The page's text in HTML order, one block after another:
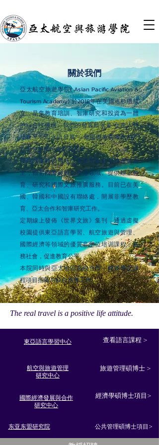
關於我們
亞太航空旅遊學院( Asian Pacific Aviation &
Tourism Academy) 於2018年在美國洛杉磯成
立，是集教育培訓、智庫研究和投資為一體
的綜合性機構。我們的發展願景是“促進人類
社會平等和永續發展”，做國際教育服務与产
业研究的開拓者和實踐者。
學院以服務民用航空產業和旅遊服務產業為
主，輻射國際經貿合作等領域。提供線上教
育、研究和國際文旅推廣服務。目前已在美
國、韓國和中國設有聯絡處，開展非學歷教
育、亞太合作和智庫研究工作。
定期線上發佈《世界文旅》集刊，通過虛擬
校園提供東亞語言學習、航空旅遊與管理、
國際經濟等領域的優質非学位培训課程，服
務社會，促進教育公平。
本院同時與亞太地區高校合作，開展學位課
程項目招募与联合培养工作。
The real travel is a positive life attitude.
東亞語言學習中心 查看語言課程 >
航空與旅遊管理
研究中心
旅遊管理碩博士 >
國際經濟發展與合作
研究中心
經濟學碩博士項目>
东亚东盟研究院 公共管理碩博士項目>